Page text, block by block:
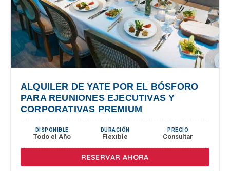
ALQUILER DE YATE POR EL BÓSFORO
PARA REUNIONES EJECUTIVAS Y
CORPORATIVAS PREMIUM
DISPONIBLE
Todo el Año
DURACIÓN
Flexible
PRECIO
Consultar
RESERVAR AHORA